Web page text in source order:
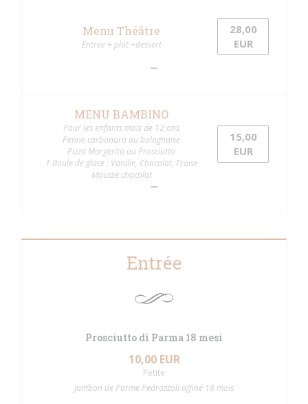
Menu Théâtre
Entree + plat +dessert
28,00
EUR
MENU BAMBINO
Pour les enfants mois de 12 ans
Penne carbonara au bolognaise
Pizza Margerita au Prosciutto
1 Boule de glace : Vanille, Chocolat, Fraise
Mousse chocolat
15,00
EUR
Entrée
Prosciutto di Parma 18 mesi
10,00 EUR
Petite
Jambon de Parme Pedrazzoli affiné 18 mois